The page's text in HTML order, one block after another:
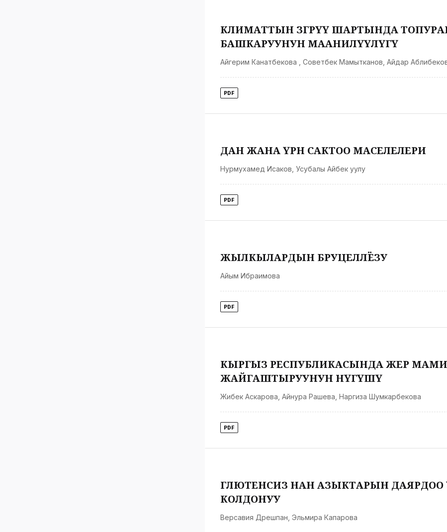
КЛИМАТТЫН ӨЗГӨРҮҮ ШАРТЫНДА
БАШКАРУУНУН МААНИЛҮҮЛҮГҮ
Айгерим Канатбекова Советбек Мамытканов Айдар
PDF
ДАН ЖАНА ҮРӨН САКТОО МАСЕЛЕЛЕРИ
Нурмухамед Исаков Усубалы Айбек уулу
PDF
ЖЫЛКЫЛАРДЫН БРУЦЕЛЛЁЗУ
Айым Ибраимова
PDF
КЫРГЫЗ РЕСПУБЛИКАСЫНДА ЖЕР
ЖАЙГАШТЫРУУНУН ӨНҮГҮШҮ
Жибек Аскарова Айнура Рашева Наргиза Шумкарбекова
PDF
ГЛЮТЕНСИЗ НАН АЗЫКТАРЫН
КОЛДОНУУ
Версавия Дрешпан Эльмира Капарова